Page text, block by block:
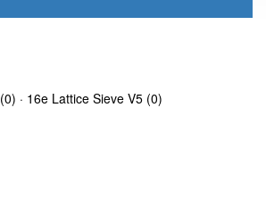
(0) · 16e Lattice Sieve V5 (0)